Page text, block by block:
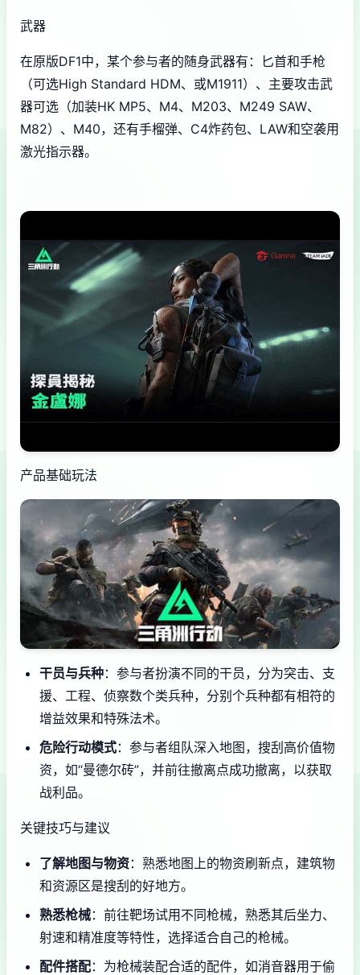
武器
在原版DF1中，某个参与者的随身武器有：匕首和手枪
（可选High Standard HDM、或M1911）、主要攻击武
器可选（加装HK MP5、M4、M203、M249 SAW、
M82）、M40，还有手榴弹、C4炸药包、LAW和空袭用
激光指示器。
产品基础玩法
干员与兵种：参与者扮演不同的干员，分为突击、支
援、工程、侦察数个类兵种，分别个兵种都有相符的
增益效果和特殊法术。
危险行动模式：参与者组队深入地图，搜刮高价值物
资，如“曼德尔砖”，并前往撤离点成功撤离，以获取
战利品。
关键技巧与建议
了解地图与物资：熟悉地图上的物资刷新点，建筑物
和资源区是搜刮的好地方。
熟悉枪械：前往靶场试用不同枪械，熟悉其后坐力、
射速和精准度等特性，选择适合自己的枪械。
配件搭配：为枪械装配合适的配件，如消音器用于偷